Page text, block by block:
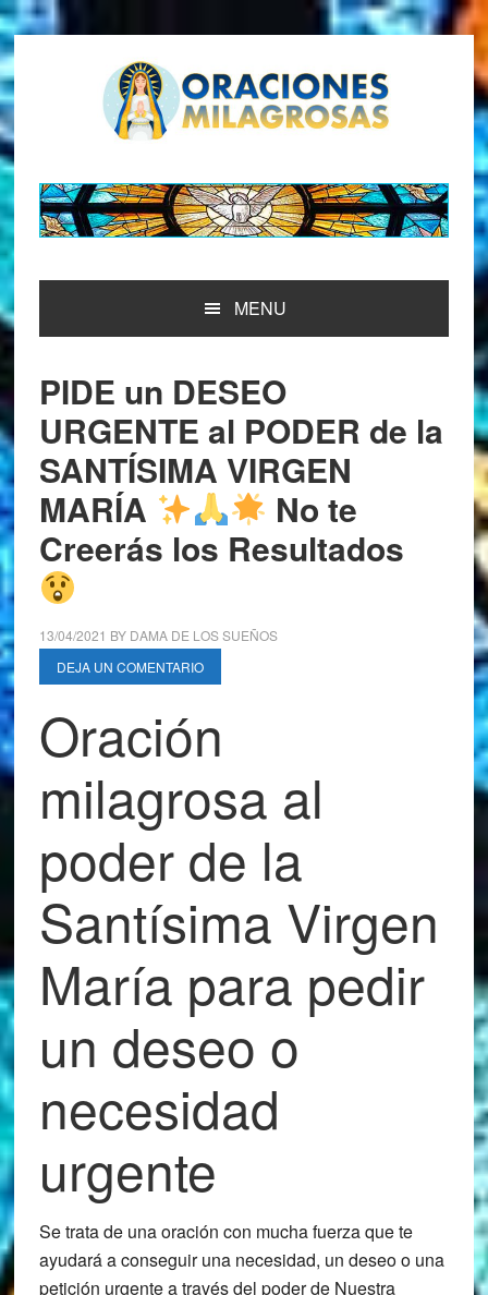
Saltar
a
la
navegación
principal
Saltar
al
contenido
principal
Saltar
a
la
barra
lateral
principal
Saltar
al
pie
de
página
MENU
PIDE un DESEO
URGENTE al PODER de la
SANTÍSIMA VIRGEN
MARÍA
No te
Creerás los Resultados
13/04/2021 BY DAMA DE LOS SUEÑOS
DEJA UN COMENTARIO
Oración
milagrosa al
poder de la
Santísima Virgen
María para pedir
un deseo o
necesidad
urgente
Se trata de una oración con mucha fuerza que te
ayudará a conseguir una necesidad, un deseo o una
petición urgente a través del poder de Nuestra